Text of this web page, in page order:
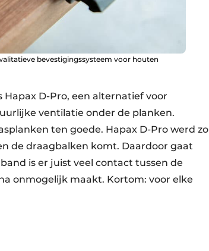
bevestigingssysteem voor houten
D-Pro, een alternatief voor
ventilatie onder de planken.
ten goede. Hapax D-Pro werd zo
de draagbalken komt. Daardoor gaat
is er juist veel contact tussen de
onmogelijk maakt. Kortom: voor elke